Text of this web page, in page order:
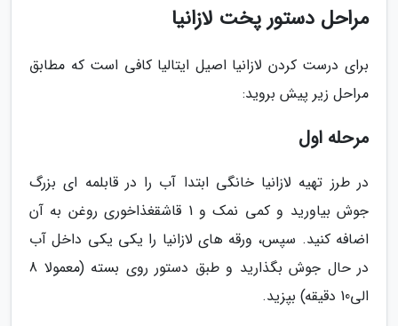
مراحل دستور پخت لازانیا
برای درست کردن لازانیا اصیل ایتالیا کافی است که مطابق
مراحل زیر پیش بروید:
مرحله اول
در طرز تهیه لازانیا خانگی ابتدا آب را در قابلمه ای بزرگ
جوش بیاورید و کمی نمک و 1 قاشقغذاخوری روغن به آن
اضافه کنید. سپس، ورقه های لازانیا را یکی یکی داخل آب
در حال جوش بگذارید و طبق دستور روی بسته (معمولا 8
الی10 دقیقه) بپزید.